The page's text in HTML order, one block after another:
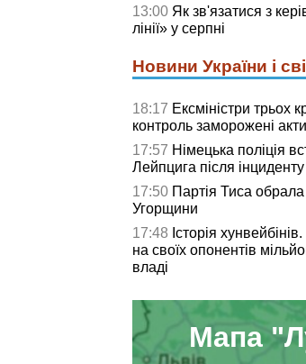
13:00 Як зв'язатися з
лінії» у серпні
Новини України і
18:17 Ексміністри трьох
контроль заморожені
17:57 Німецька поліція
Лейпцига після
17:50 Партія Тиса
Угорщини
17:48 Історія
на своїх опонентів
владі
Мапа